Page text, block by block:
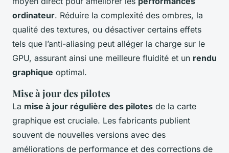
ordinateur. Réduire la complexité des ombres, la
qualité des textures, ou désactiver certains effets
tels que l’anti-aliasing peut alléger la charge sur le
GPU, assurant ainsi une meilleure fluidité et un rendu
graphique optimal.
Mise à jour des pilotes
La mise à jour régulière des pilotes de la carte
graphique est cruciale. Les fabricants publient
souvent de nouvelles versions avec des
améliorations de performance et des corrections de